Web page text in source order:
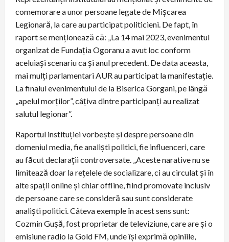
comemorare a unor persoane legate de Mișcarea
Legionară, la care au participat politicieni. De fapt, în
raport se menționează că: „La 14 mai 2023, evenimentul
organizat de Fundația Ogoranu a avut loc conform
aceluiași scenariu ca și anul precedent. De data aceasta,
mai mulți parlamentari AUR au participat la manifestație.
La finalul evenimentului de la Biserica Gorgani, pe lângă
„apelul morților”, câțiva dintre participanți au realizat
salutul legionar”.
Raportul instituției vorbește și despre persoane din
domeniul media, fie analiști politici, fie influenceri, care
au făcut declarații controversate. „Aceste narative nu se
limitează doar la rețelele de socializare, ci au circulat și în
alte spații online și chiar offline, fiind promovate inclusiv
de persoane care se consideră sau sunt considerate
analiști politici. Câteva exemple în acest sens sunt:
Cozmin Gușă, fost proprietar de televiziune, care are și o
emisiune radio la Gold FM, unde își exprimă opiniile,